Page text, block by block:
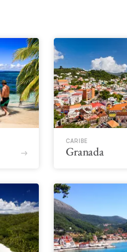
CARIBE
Granada